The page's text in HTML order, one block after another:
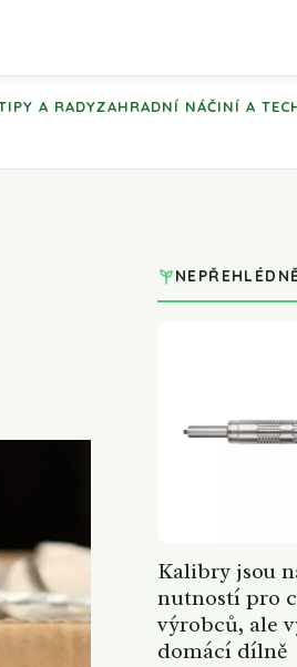
A RADYZAHRADNÍ NÁČINÍ A
Kalibry jsou
nutností pro
výrobců, ale
domácí dílně